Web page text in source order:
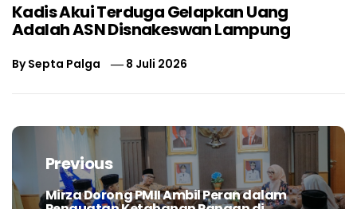
Kadis Akui Terduga Gelapkan Uang
Adalah ASN Disnakeswan Lampung
BySepta Palga 8 Juli 2026
Navigasi
posPrevious
Previous
Mirza Dorong PMII Ambil Peran dalam